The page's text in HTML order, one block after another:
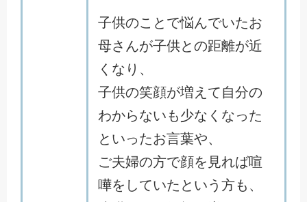
子供のことで悩んでいたお
母さんが子供との距離が近
くなり、
子供の笑顔が増えて自分の
わからないも少なくなった
といったお言葉や、
ご夫婦の方で顔を見れば喧
嘩をしていたという方も、